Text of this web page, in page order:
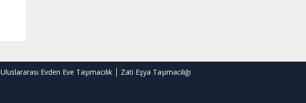
Uluslararası Evden Eve Taşımacılık Zati Eşya Taşımacılığı